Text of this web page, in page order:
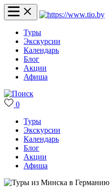
Туры
Экскурсии
Календарь
Блог
Акции
Афиша
0
Туры
Экскурсии
Календарь
Блог
Акции
Афиша